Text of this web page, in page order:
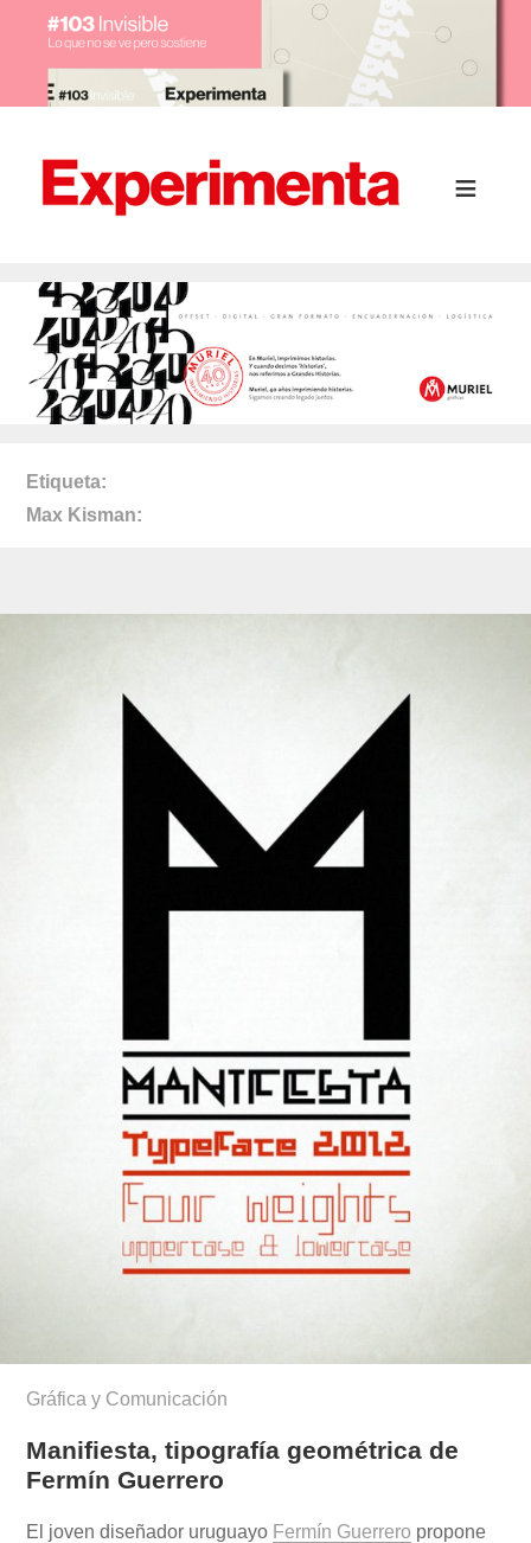
Etiqueta
Max Kisman
Gráfica y Comunicación
Manifiesta, tipografía geométrica de
Fermín Guerrero
El joven diseñador uruguayo Fermín Guerrero propone